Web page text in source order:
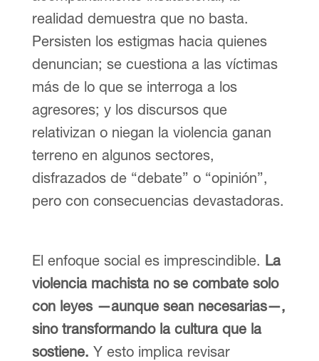
realidad demuestra que no basta.
Persisten los estigmas hacia quienes
denuncian; se cuestiona a las víctimas
más de lo que se interroga a los
agresores; y los discursos que
relativizan o niegan la violencia ganan
terreno en algunos sectores,
disfrazados de “debate” o “opinión”,
pero con consecuencias devastadoras.
El enfoque social es imprescindible. La
violencia machista no se combate solo
con leyes —aunque sean necesarias—,
sino transformando la cultura que la
sostiene. Y esto implica revisar